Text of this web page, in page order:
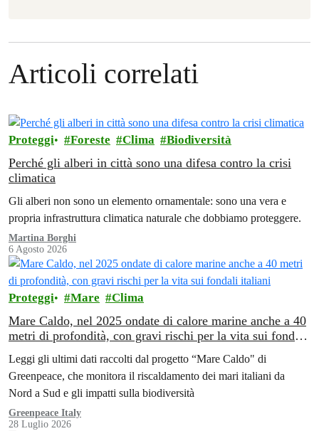
Articoli correlati
Proteggi Foreste Clima Biodiversità
Perché gli alberi in città sono una difesa contro la crisi
climatica
Gli alberi non sono un elemento ornamentale: sono una vera e
propria infrastruttura climatica naturale che dobbiamo proteggere.
Martina Borghi
6 Agosto 2026
Proteggi Mare Clima
Mare Caldo, nel 2025 ondate di calore marine anche a 40
metri di profondità, con gravi rischi per la vita sui fondali
Leggi gli ultimi dati raccolti dal progetto “Mare Caldo" di
Greenpeace, che monitora il riscaldamento dei mari italiani da
Nord a Sud e gli impatti sulla biodiversità
Greenpeace Italy
28 Luglio 2026